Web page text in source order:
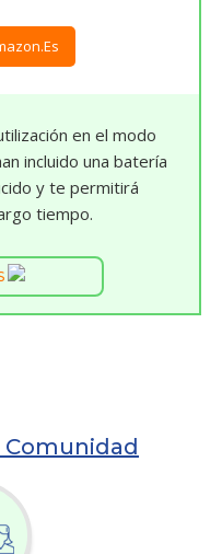
en el modo
incluido una batería
y te permitirá
tiempo.
Comunidad